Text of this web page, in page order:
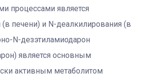
процессами является
печени) и N-деалкилирования (в
N-дезэтиламиодарон
является основным
активным метаболитом